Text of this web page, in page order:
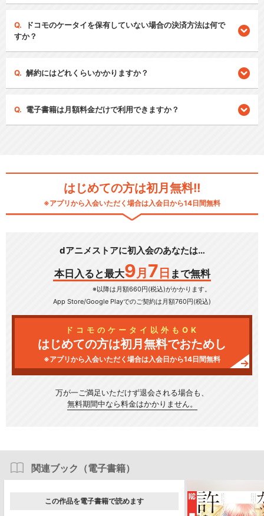
ドコモのケータイを保有していない場合の決済方法は何で
すか？
解約にはどれくらいかかりますか？
電子書籍は月額料金だけで利用できますか？
はじめての方は初月無料!!
※アプリから入会いただく場合は入会日から14日間無料
dアニメストアに初入会のあなたは…
本日入ると最大9 月 7 日 まで無料
※以降は月額660円(税込)がかかります。
App Store/Google Playでのご契約は月額760円(税込)
ドコモのケータイ以外もOK
はじめての方は初月無料でおためし
※アプリから入会いただく場合は入会日から14日間無料
万が一ご満足いただけず退会される場合も、
無料期間中なら料金はかかりません。
関連ブック（電子書籍）
この作品を電子書籍で読めます